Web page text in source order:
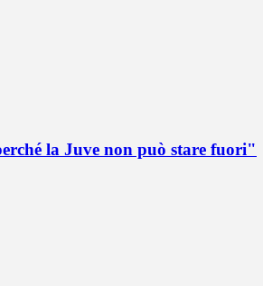
la Juve non può stare fuori"